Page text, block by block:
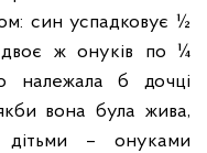
син успадковує ½
двоє ж онуків по ¼
належала б дочці
вона була жива,
дітьми – онуками